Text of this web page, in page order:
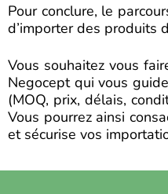
Pour conclure, le
d’importer des produits
Vous souhaitez vous
Negocept qui vous
(MOQ, prix, délais,
Vous pourrez ainsi
et sécurise vos